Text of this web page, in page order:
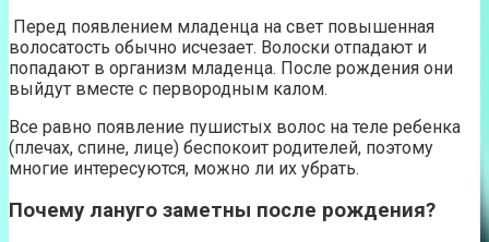
Перед появлением младенца на свет повышенная
волосатость обычно исчезает. Волоски отпадают и
попадают в организм младенца. После рождения они
выйдут вместе с первородным калом.
Все равно появление пушистых волос на теле ребенка
(плечах, спине, лице) беспокоит родителей, поэтому
многие интересуются, можно ли их убрать.
Почему лануго заметны после рождения?